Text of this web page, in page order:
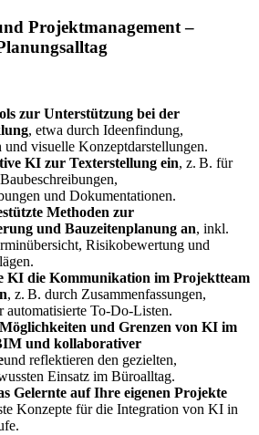
Projektmanagement –
zur Unterstützung bei der
, etwa durch Ideenfindung,
und visuelle Konzeptdarstellungen.
KI zur Texterstellung ein, z. B. für
und Dokumentationen.
Methoden zur
und Bauzeitenplanung an, inkl.
Risikobewertung und
KI die Kommunikation im Projektteam
, z. B. durch Zusammenfassungen,
automatisierte To-Do-Listen.
und Grenzen von KI im
und kollaborativer
und reflektieren den gezielten,
Einsatz im Büroalltag.
Gelernte auf Ihre eigenen Projekte
Konzepte für die Integration von KI in